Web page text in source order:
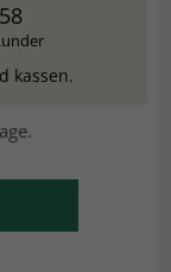
58
kassen.